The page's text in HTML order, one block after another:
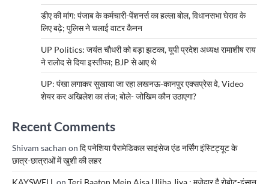
डीए की मांग: पंजाब के कर्मचारी-पेंशनर्स का हल्ला बोल, विधानसभा घेराव के
लिए बढ़े; पुलिस ने चलाई वाटर कैनन
UP Politics: जयंत चौधरी को बड़ा झटका, यूपी प्रदेश अध्यक्ष रामाशीष राय
ने रालोद से दिया इस्तीफा; BJP से आए थे
UP: पंखा लगाकर सुखाया जा रहा लखनऊ-कानपुर एक्सप्रेस वे, Video
शेयर कर अखिलेश का तंज; बोले- जोखिम कौन उठाएगा?
Recent Comments
Shivam sachan on दि पनेशिया पैरामेडिकल साइंसेज एंड नर्सिंग इंस्टिट्यूट के
छात्र-छात्राओं में खुशी की लहर
KAYSWELLon Teri Baaton Mein Aisa Uljha Jiya : मजेदार है रोबोट-इंसान